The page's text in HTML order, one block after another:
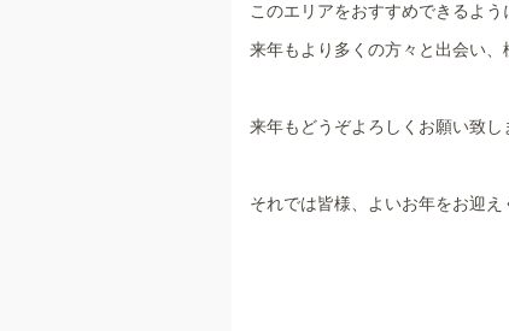
このエリアをおすすめできるよう
来年もより多くの方々と出会い
来年もどうぞよろしくお願い致し
それでは皆様、よいお年をお迎え